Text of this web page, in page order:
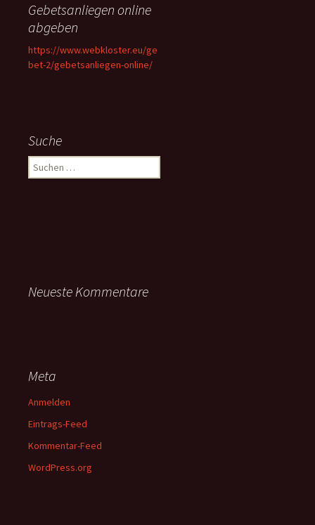
Gebetsanliegen online
abgeben
https://www.webkloster.eu/ge
bet-2/gebetsanliegen-online/
Suche
Suchen
nach:
Neueste Kommentare
Meta
Anmelden
Eintrags-Feed
Kommentar-Feed
WordPress.org